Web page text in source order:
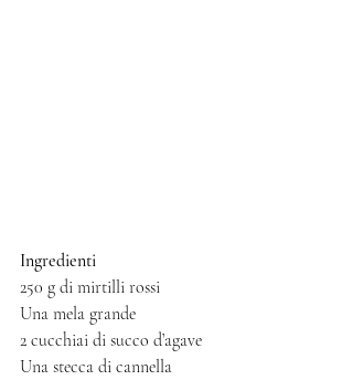
Ingredienti
250 g di mirtilli rossi
Una mela grande
2 cucchiai di succo d’agave
Una stecca di cannella